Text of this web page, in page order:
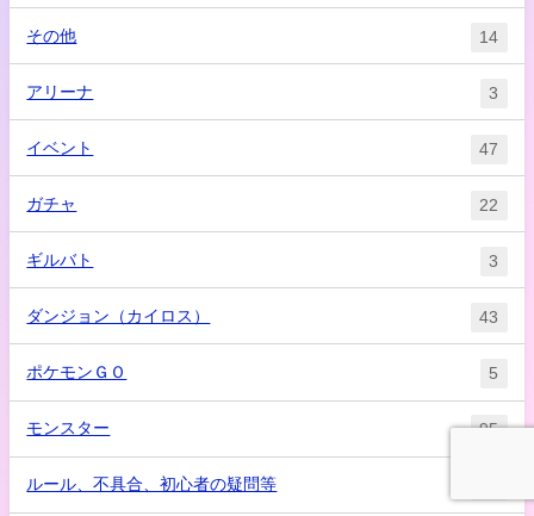
その他 14
アリーナ 3
イベント 47
ガチャ 22
ギルバト 3
ダンジョン（カイロス） 43
ポケモンＧＯ 5
モンスター 95
ルール、不具合、初心者の疑問等